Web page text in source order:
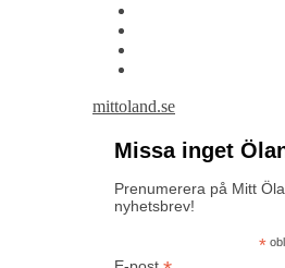
mittoland.se
Missa inget
Prenumerera på Mitt
nyhetsbrev!
*